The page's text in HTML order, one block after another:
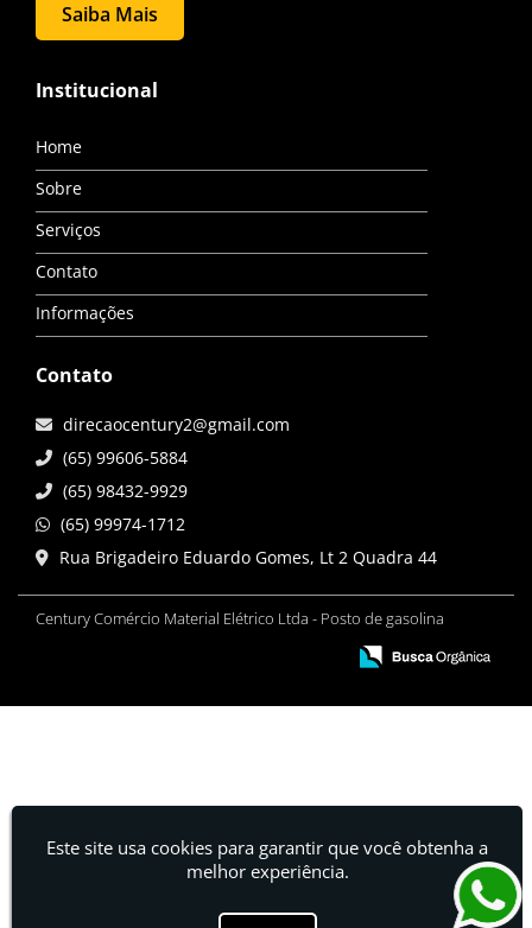
Saiba Mais
Institucional
Home
Sobre
Serviços
Contato
Informações
Contato
direcaocentury2@gmail.com
(65) 99606-5884
(65) 98432-9929
(65) 99974-1712
Rua Brigadeiro Eduardo Gomes, Lt 2 Quadra 44
Century Comércio Material Elétrico Ltda - Posto de gasolina
Este site usa cookies para garantir que você obtenha a
melhor experiência.